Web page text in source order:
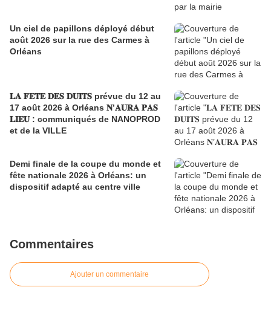
Un ciel de papillons déployé début
août 2026 sur la rue des Carmes à
Orléans
𝐋𝐀 𝐅𝐄𝐓𝐄 𝐃𝐄𝐒 𝐃𝐔𝐈𝐓𝐒 prévue du 12 au
17 août 2026 à Orléans 𝐍’𝐀𝐔𝐑𝐀 𝐏𝐀𝐒
𝐋𝐈𝐄𝐔 : communiqués de NANOPROD
et de la VILLE
Demi finale de la coupe du monde et
fête nationale 2026 à Orléans: un
dispositif adapté au centre ville
Commentaires
Ajouter un commentaire